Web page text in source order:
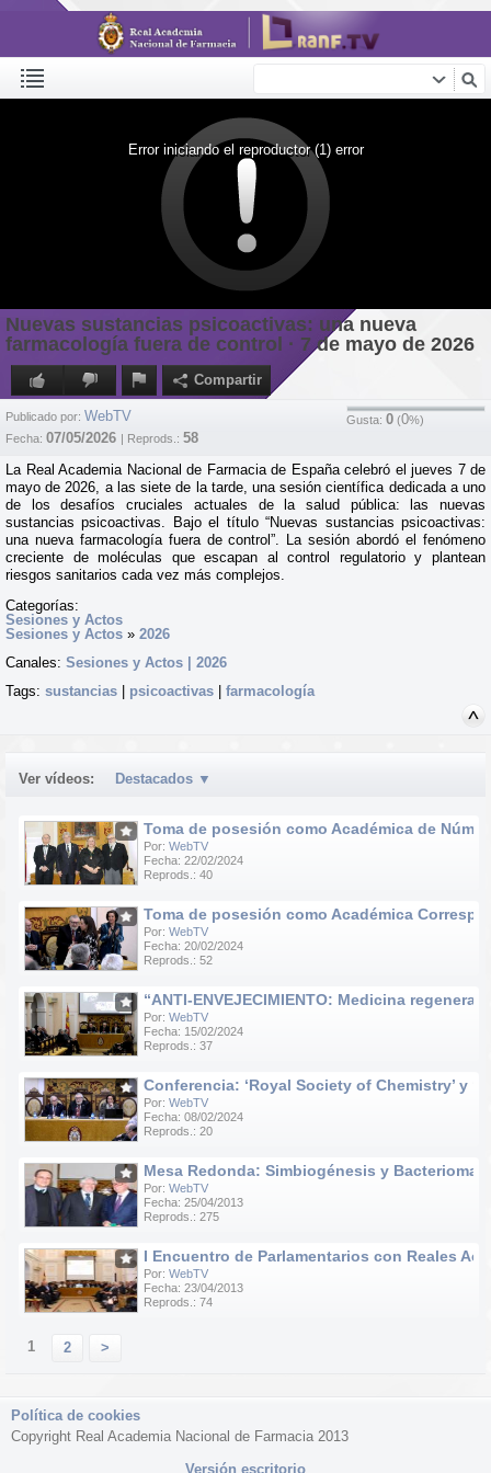
Error iniciando el reproductor (1) error
Nuevas sustancias psicoactivas: una nueva
farmacología fuera de control · 7 de mayo de 2026
Compartir
Gusta: 0 (0%)
Publicado por: WebTV
Fecha: 07/05/2026 | Reprods.: 58
La Real Academia Nacional de Farmacia de España celebró el jueves 7 de
mayo de 2026, a las siete de la tarde, una sesión científica dedicada a uno
de los desafíos cruciales actuales de la salud pública: las nuevas
sustancias psicoactivas. Bajo el título “Nuevas sustancias psicoactivas:
una nueva farmacología fuera de control”. La sesión abordó el fenómeno
creciente de moléculas que escapan al control regulatorio y plantean
riesgos sanitarios cada vez más complejos.
Categorías:
Sesiones y Actos
Sesiones y Actos » 2026
Canales: Sesiones y Actos | 2026
Tags: sustancias psicoactivas farmacología
Ver vídeos: Destacados ▼
Toma de posesión como Académica de
Por: WebTV
Fecha: 22/02/2024
Reprods.: 40
Toma de posesión como Académica
Por: WebTV
Fecha: 20/02/2024
Reprods.: 52
“ANTI-ENVEJECIMIENTO: Medicina
Por: WebTV
Fecha: 15/02/2024
Reprods.: 37
Conferencia: ‘Royal Society of Chemistry’ y
Por: WebTV
Fecha: 08/02/2024
Reprods.: 20
Mesa Redonda: Simbiogénesis y Bacteriomas
Por: WebTV
Fecha: 25/04/2013
Reprods.: 275
I Encuentro de Parlamentarios con Reales
Por: WebTV
Fecha: 23/04/2013
Reprods.: 74
1 2 >
Política de cookies
Copyright Real Academia Nacional de Farmacia 2013
Versión escritorio